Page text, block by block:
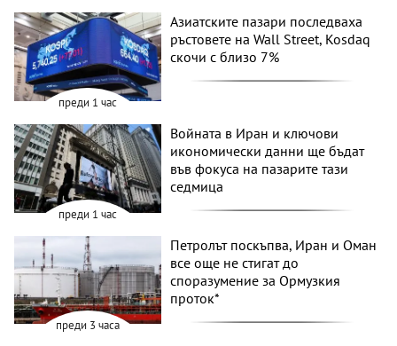
преди 1 час
Азиатските пазари последваха
ръстовете на Wall Street, Kosdaq
скочи с близо 7%
преди 1 час
Войната в Иран и ключови
икономически данни ще бъдат
във фокуса на пазарите тази
седмица
преди 3 часа
Петролът поскъпва, Иран и Оман
все още не стигат до
споразумение за Ормузкия
проток*